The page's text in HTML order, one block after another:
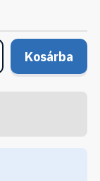
Kosárba